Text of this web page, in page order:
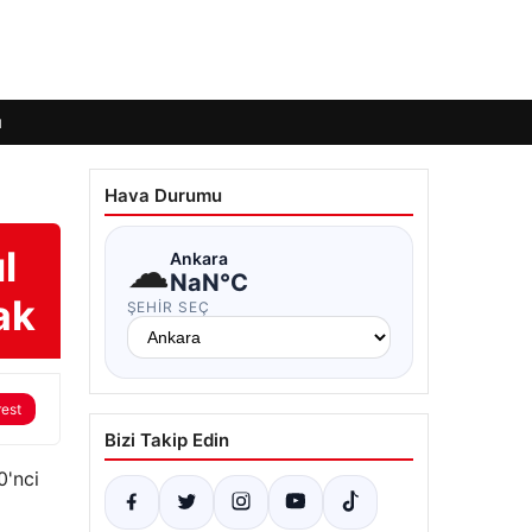
Hava Durumu
☁Ankara
NaN°C
ŞEHIR SEÇ
Bizi Takip Edin